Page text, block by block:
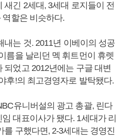
새긴 2세대, 3세대 로지들이 전
역할은 비슷하다.
내는 것. 2011년 이베이의 성공
름을 날리던 멕 휘트먼이 휴렛
되었고 2012년에는 구글 대변
후!의 최고경영자로 발탁됐다.
유니버설의 광고 총괄, 린다
대표이사가 됐다. 1세대가 리
를 구했다면, 2-3세대는 경영진